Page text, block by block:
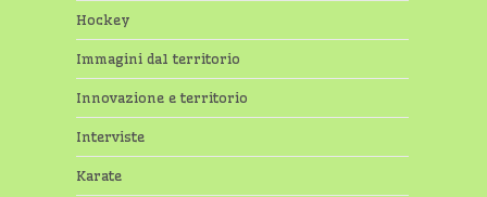
Hockey
Immagini dal territorio
Innovazione e territorio
Interviste
Karate